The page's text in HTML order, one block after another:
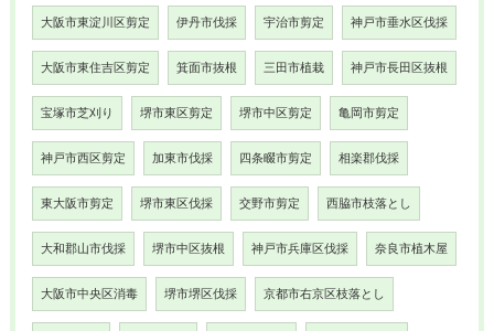
大阪市東淀川区剪定 伊丹市伐採 宇治市剪定 神戸市垂水区伐採
大阪市東住吉区剪定 箕面市抜根 三田市植栽 神戸市長田区抜根
宝塚市芝刈り 堺市東区剪定 堺市中区剪定 亀岡市剪定
神戸市西区剪定 加東市伐採 四条畷市剪定 相楽郡伐採
東大阪市剪定 堺市東区伐採 交野市剪定 西脇市枝落とし
大和郡山市伐採 堺市中区抜根 神戸市兵庫区伐採 奈良市植木屋
大阪市中央区消毒 堺市堺区伐採 京都市右京区枝落とし